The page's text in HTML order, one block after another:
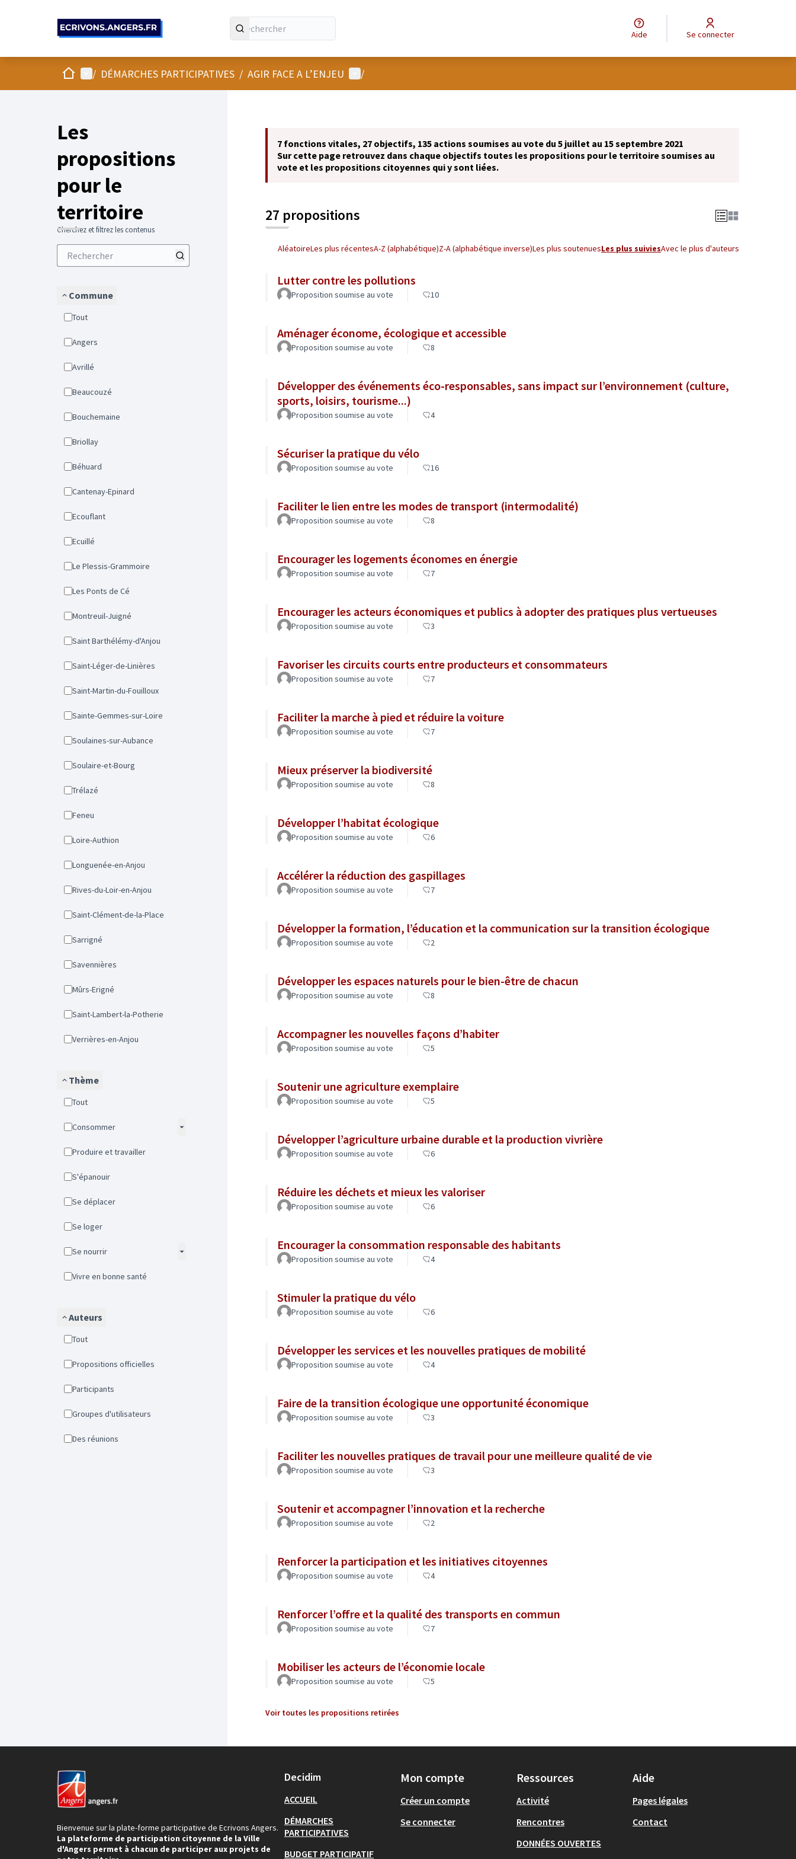
Aide Se connecter
AccueilMenu principal
/ DÉMARCHES PARTICIPATIVES / AGIR FACE A L’ENJEU Menu utilisateur
/
Les
propositions
pour le
territoire
Cherchez et filtrez les contenus
Commune
Tout
Angers
Avrillé
Beaucouzé
Bouchemaine
Briollay
Béhuard
Cantenay-Epinard
Ecouflant
Ecuillé
Le Plessis-Grammoire
Les Ponts de Cé
Montreuil-Juigné
Saint Barthélémy-d'Anjou
Saint-Léger-de-Linières
Saint-Martin-du-Fouilloux
Sainte-Gemmes-sur-Loire
Soulaines-sur-Aubance
Soulaire-et-Bourg
Trélazé
Feneu
Loire-Authion
Longuenée-en-Anjou
Rives-du-Loir-en-Anjou
Saint-Clément-de-la-Place
Sarrigné
Savennières
Mûrs-Erigné
Saint-Lambert-la-Potherie
Verrières-en-Anjou
Thème
Tout
Consommer
Produire et travailler
S'épanouir
Se déplacer
Se loger
Se nourrir
Vivre en bonne santé
Auteurs
Tout
Propositions officielles
Participants
Groupes d'utilisateurs
Des réunions
7 fonctions vitales, 27 objectifs, 135 actions soumises au vote du 5 juillet au 15 septembre 2021
Sur cette page retrouvez dans chaque objectifs toutes les propositions pour le territoire soumises au
vote et les propositions citoyennes qui y sont liées.
27 propositions
AléatoireLes plus récentesA-Z (alphabétique)Z-A (alphabétique inverse)Les plus soutenuesLes plus suiviesAvec le plus d'auteurs
Lutter contre les pollutions
Proposition soumise au vote 10
Aménager économe, écologique et accessible
Proposition soumise au vote 8
Développer des événements éco-responsables, sans impact sur l’environnement (culture,
sports, loisirs, tourisme...)
Proposition soumise au vote 4
Sécuriser la pratique du vélo
Proposition soumise au vote 16
Faciliter le lien entre les modes de transport (intermodalité)
Proposition soumise au vote 8
Encourager les logements économes en énergie
Proposition soumise au vote 7
Encourager les acteurs économiques et publics à adopter des pratiques plus vertueuses
Proposition soumise au vote 3
Favoriser les circuits courts entre producteurs et consommateurs
Proposition soumise au vote 7
Faciliter la marche à pied et réduire la voiture
Proposition soumise au vote 7
Mieux préserver la biodiversité
Proposition soumise au vote 8
Développer l’habitat écologique
Proposition soumise au vote 6
Accélérer la réduction des gaspillages
Proposition soumise au vote 7
Développer la formation, l’éducation et la communication sur la transition écologique
Proposition soumise au vote 2
Développer les espaces naturels pour le bien-être de chacun
Proposition soumise au vote 8
Accompagner les nouvelles façons d’habiter
Proposition soumise au vote 5
Soutenir une agriculture exemplaire
Proposition soumise au vote 5
Développer l’agriculture urbaine durable et la production vivrière
Proposition soumise au vote 6
Réduire les déchets et mieux les valoriser
Proposition soumise au vote 6
Encourager la consommation responsable des habitants
Proposition soumise au vote 4
Stimuler la pratique du vélo
Proposition soumise au vote 6
Développer les services et les nouvelles pratiques de mobilité
Proposition soumise au vote 4
Faire de la transition écologique une opportunité économique
Proposition soumise au vote 3
Faciliter les nouvelles pratiques de travail pour une meilleure qualité de vie
Proposition soumise au vote 3
Soutenir et accompagner l’innovation et la recherche
Proposition soumise au vote 2
Renforcer la participation et les initiatives citoyennes
Proposition soumise au vote 4
Renforcer l’offre et la qualité des transports en commun
Proposition soumise au vote 7
Mobiliser les acteurs de l’économie locale
Proposition soumise au vote 5
Voir toutes les propositions retirées
Bienvenue sur la plate-forme participative de Ecrivons Angers.
La plateforme de participation citoyenne de la Ville
d'Angers permet à chacun de participer aux projets de
Decidim
ACCUEIL
DÉMARCHES
PARTICIPATIVES
BUDGET PARTICIPATIF
Mon compte
Créer un compte
Se connecter
Ressources
Activité
Rencontres
DONNÉES OUVERTES
Aide
Pages légales
Contact